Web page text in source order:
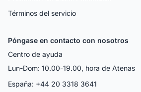
Términos del servicio
Póngase en contacto con nosotros
Centro de ayuda
Lun-Dom: 10.00-19.00, hora de Atenas
España: +44 20 3318 3641